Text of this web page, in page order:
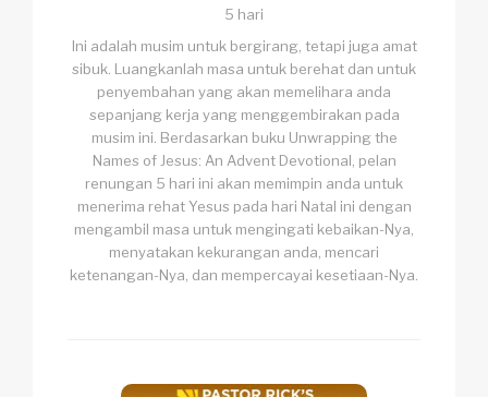
5 hari
Ini adalah musim untuk bergirang, tetapi juga amat
sibuk. Luangkanlah masa untuk berehat dan untuk
penyembahan yang akan memelihara anda
sepanjang kerja yang menggembirakan pada
musim ini. Berdasarkan buku Unwrapping the
Names of Jesus: An Advent Devotional, pelan
renungan 5 hari ini akan memimpin anda untuk
menerima rehat Yesus pada hari Natal ini dengan
mengambil masa untuk mengingati kebaikan-Nya,
menyatakan kekurangan anda, mencari
ketenangan-Nya, dan mempercayai kesetiaan-Nya.